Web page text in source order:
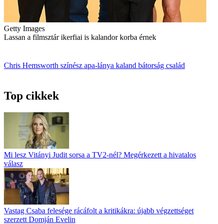
Getty Images
Lassan a filmsztár ikerfiai is kalandor korba érnek
Chris Hemsworth színész apa-lánya kaland bátorság család
Top cikkek
Mi lesz Vitányi Judit sorsa a TV2-nél? Megérkezett a hivatalos
válasz
Vastag Csaba felesége rácáfolt a kritikákra: újabb végzettséget
szerzett Domján Evelin